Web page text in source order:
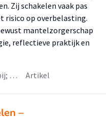
Zij schakelen vaak pas
risico op overbelasting.
mantelzorgerschap
reflectieve praktijk en
… Artikel
–